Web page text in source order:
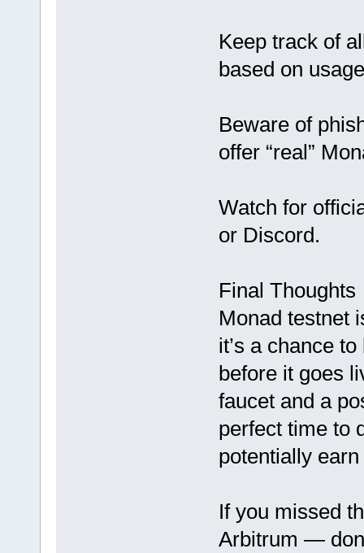
Keep track of
based on
Beware of
offer “real”
Watch for
or Discord.
Final Thoughts
Monad testnet
it’s a chance
before it goes
faucet and a
perfect time to
potentially
If you missed
Arbitrum —